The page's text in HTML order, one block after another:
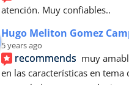
atención. Muy confiables..
Hugo Meliton Gomez
5 years ago
recommends muy
en las características en tema